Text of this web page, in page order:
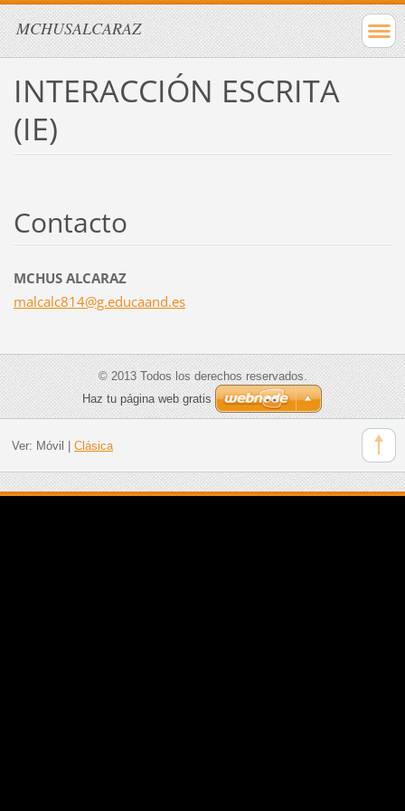
MCHUSALCARAZ
INTERACCIÓN ESCRITA
(IE)
Contacto
MCHUS ALCARAZ
malcalc814@g.educaand.es
© 2013 Todos los derechos reservados.
Haz tu página web gratis
Ver: Móvil Clásica